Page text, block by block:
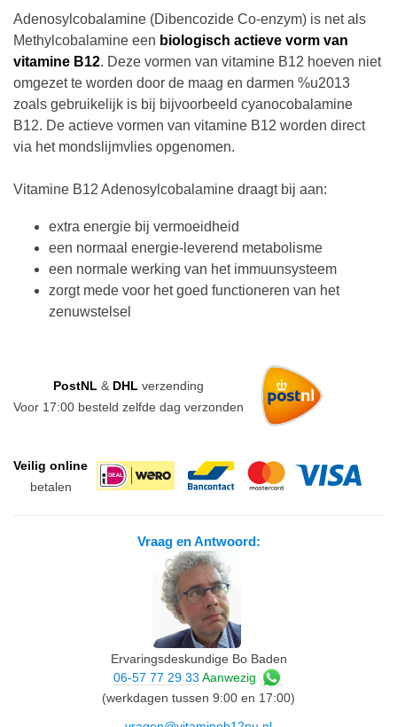
Adenosylcobalamine (Dibencozide Co-enzym) is net als
Methylcobalamine een biologisch actieve vorm van
vitamine B12. Deze vormen van vitamine B12 hoeven niet
omgezet te worden door de maag en darmen %u2013
zoals gebruikelijk is bij bijvoorbeeld cyanocobalamine
B12. De actieve vormen van vitamine B12 worden direct
via het mondslijmvlies opgenomen.
Vitamine B12 Adenosylcobalamine draagt bij aan:
extra energie bij vermoeidheid
een normaal energie-leverend metabolisme
een normale werking van het immuunsysteem
zorgt mede voor het goed functioneren van het
zenuwstelsel
PostNL & DHL verzending
Voor 17:00 besteld zelfde dag verzonden
Veilig online
betalen
Vraag en Antwoord:
Ervaringsdeskundige Bo Baden
06-57 77 29 33 Aanwezig
(werkdagen tussen 9:00 en 17:00)